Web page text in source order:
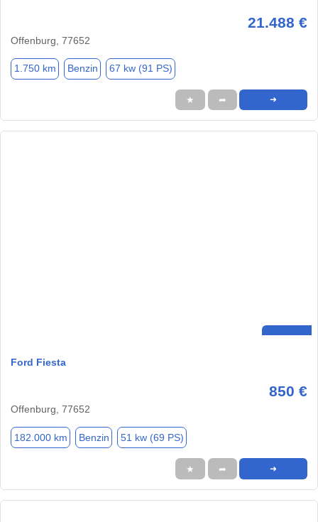
21.488 €
Offenburg, 77652
1.750 km Benzin 67 kw (91 PS)
★ ➦ ➜
Ford Fiesta
850 €
Offenburg, 77652
182.000 km Benzin 51 kw (69 PS)
★ ➦ ➜